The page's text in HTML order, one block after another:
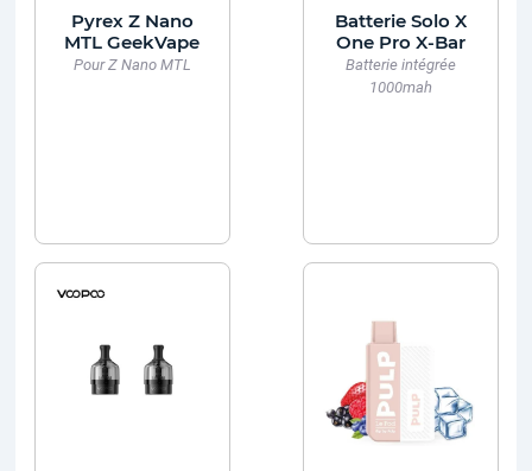
Pyrex Z Nano
MTL GeekVape
Pour Z Nano MTL
Batterie Solo X
One Pro X-Bar
Batterie intégrée
1000mah